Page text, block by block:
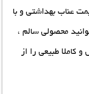
عناببهداشتی و با
محصولی سالم ،
کاملا طبیعی را از